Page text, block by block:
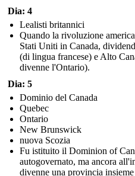
Dia: 4
Lealisti britannici
Quando la rivoluzione
Stati Uniti in Canada,
(di lingua francese) e Alto
divenne l'Ontario).
Dia: 5
Dominio del Canada
Quebec
Ontario
New Brunswick
nuova Scozia
Fu istituito il Dominion of
autogovernato, ma ancora
divenne una provincia